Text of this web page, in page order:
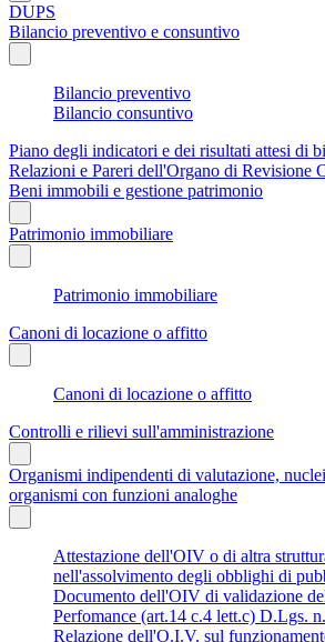
DUPS
Bilancio preventivo e consuntivo
Bilancio preventivo
Bilancio consuntivo
Piano degli indicatori e dei risultati attesi di
Relazioni e Pareri dell'Organo di Revisione
Beni immobili e gestione patrimonio
Patrimonio immobiliare
Patrimonio immobiliare
Canoni di locazione o affitto
Canoni di locazione o affitto
Controlli e rilievi sull'amministrazione
Organismi indipendenti di valutazione,
organismi con funzioni analoghe
Attestazione dell'OIV o di altra
nell'assolvimento degli obblighi di
Documento dell'OIV di validazione
Perfomance (art.14 c.4 lett.c) D.Lgs.
Relazione dell'O.I.V. sul